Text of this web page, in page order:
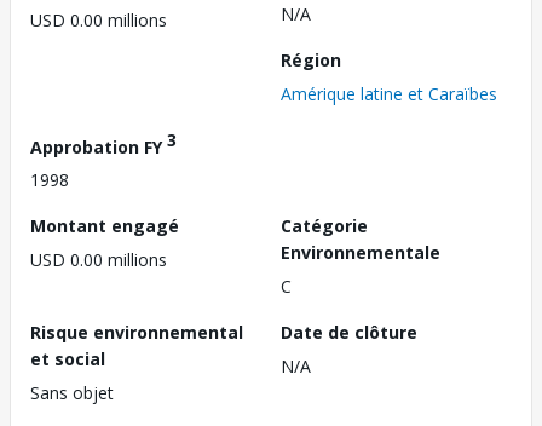
USD 0.00 millions
N/A
Région
Amérique latine et Caraïbes
Approbation FY3
1998
Montant engagé
USD 0.00 millions
Catégorie
Environnementale
C
Risque environnemental
et social
Sans objet
Date de clôture
N/A